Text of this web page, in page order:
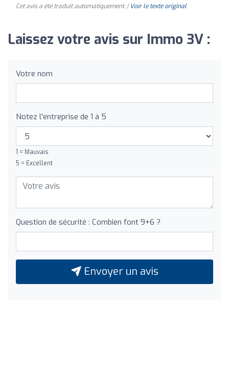
Cet avis a été traduit automatiquement. | Voir le texte original
Laissez votre avis sur Immo 3V :
Votre nom
Notez l'entreprise de 1 à 5
1 = Mauvais
5 = Excellent
Question de sécurité : Combien font 9+6 ?
Envoyer un avis